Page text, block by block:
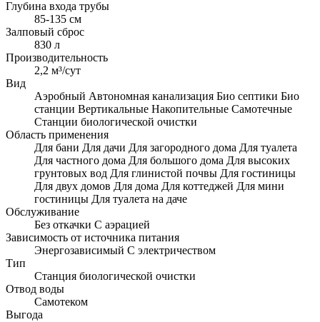
Глубина входа трубы
85-135 см
Залповый сброс
830 л
Производительность
2,2 м³/сут
Вид
Аэробный Автономная канализация Био септики Био
станции Вертикальные Накопительные Самотечные
Станции биологической очистки
Область применения
Для бани Для дачи Для загородного дома Для туалета
Для частного дома Для большого дома Для высоких
грунтовых вод Для глинистой почвы Для гостиницы
Для двух домов Для дома Для коттеджей Для мини
гостиницы Для туалета на даче
Обслуживание
Без откачки С аэрацией
Зависимость от источника питания
Энергозависимый С электричеством
Тип
Станция биологической очистки
Отвод воды
Самотеком
Выгода